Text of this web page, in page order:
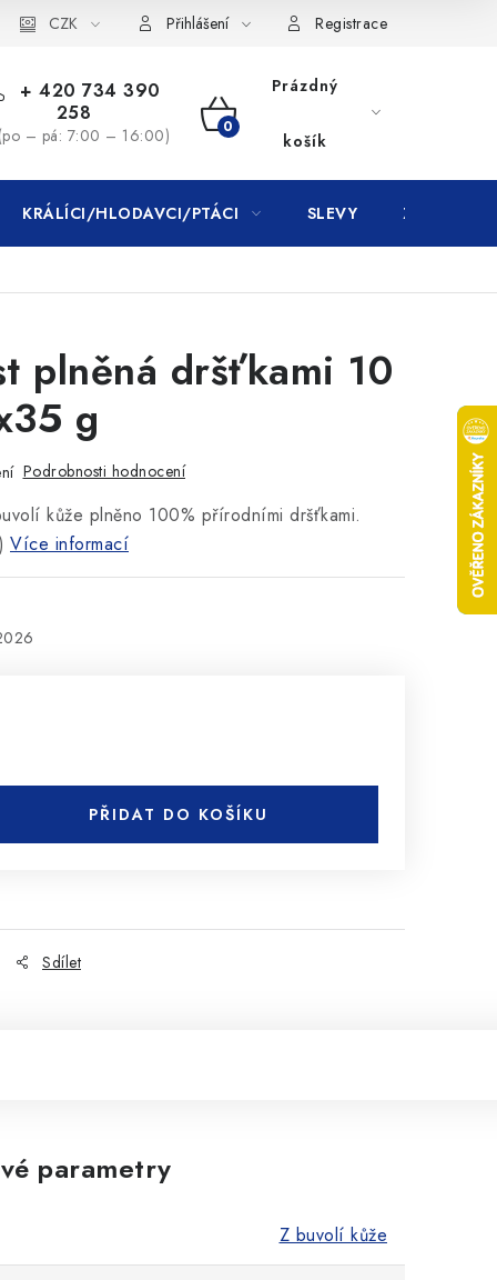
CZK Přihlášení Registrace
+ 420 734 390
258
(po – pá: 7:00 – 16:00)
NÁKUPNÍ
KOŠÍK
Prázdný
košík
KRÁLÍCI/HLODAVCI/PTÁCI SLEVY ZNAČKY
plněná dršťkami 10
g
Podrobnosti hodnocení
kůže plněno 100% přírodními dršťkami.
Více informací
PŘIDAT DO KOŠÍKU
Sdílet
parametry
Z buvolí kůže